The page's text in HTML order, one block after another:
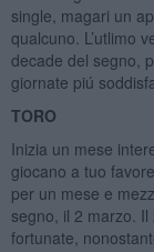
single, magari un
qualcuno. L’utlimo
decade del segno,
giornate piú
TORO
Inizia un mese
giocano a tuo
per un mese e
segno, il 2 marzo.
fortunate,